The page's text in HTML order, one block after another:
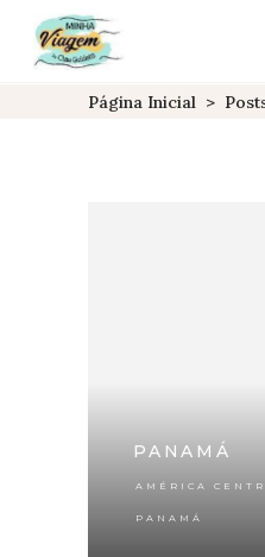
Página Inicial >
PANAMÁ
AMÉRICA
PANAMÁ